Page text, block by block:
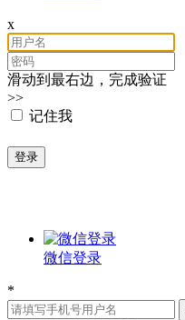
x
滑动到最右边，完成验证
>>
记住我
登录
微信登录
*